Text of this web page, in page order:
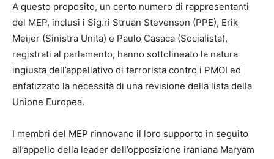
A questo proposito, un certo numero di rappresentanti
del MEP, inclusi i Sig.ri Struan Stevenson (PPE), Erik
Meijer (Sinistra Unita) e Paulo Casaca (Socialista),
registrati al parlamento, hanno sottolineato la natura
ingiusta dell’appellativo di terrorista contro i PMOI ed
enfatizzato la necessità di una revisione della lista della
Unione Europea.
I membri del MEP rinnovano il loro supporto in seguito
all’appello della leader dell’opposizione iraniana Maryam